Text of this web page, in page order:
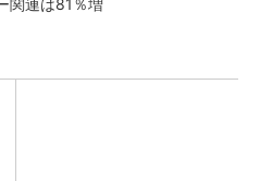
関連は81％増